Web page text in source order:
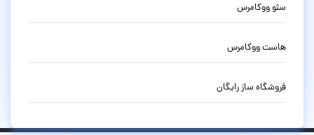
سئو ووکامرس
هاست ووکامرس
فروشگاه ساز رایگان